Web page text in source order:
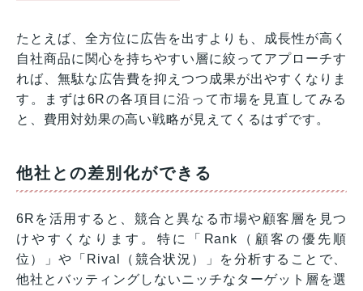
たとえば、全方位に広告を出すよりも、成長性が高く
自社商品に関心を持ちやすい層に絞ってアプローチす
れば、無駄な広告費を抑えつつ成果が出やすくなりま
す。まずは6Rの各項目に沿って市場を見直してみる
と、費用対効果の高い戦略が見えてくるはずです。
他社との差別化ができる
6Rを活用すると、競合と異なる市場や顧客層を見つ
けやすくなります。特に「Rank（顧客の優先順
位）」や「Rival（競合状況）」を分析することで、
他社とバッティングしないニッチなターゲット層を選